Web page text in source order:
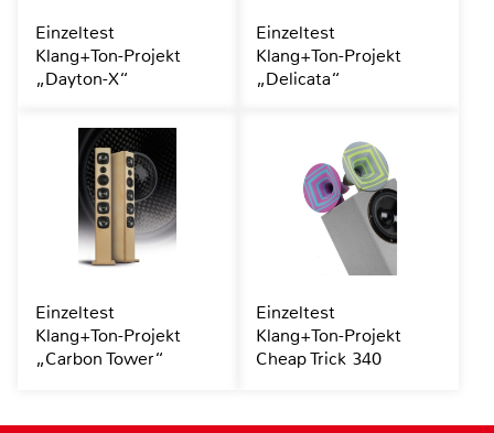
Einzeltest
Klang+Ton-Projekt
„Dayton-X“
Einzeltest
Klang+Ton-Projekt
„Delicata“
Einzeltest
Klang+Ton-Projekt
„Carbon Tower“
Einzeltest
Klang+Ton-Projekt
Cheap Trick 340